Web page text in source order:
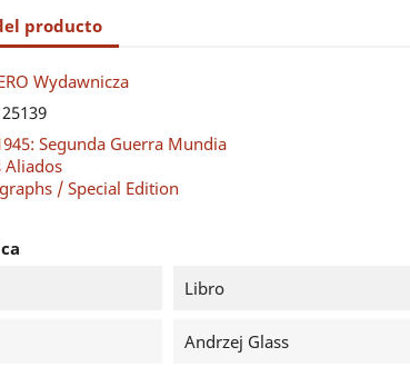
producto
Wydawnicza
25139
Segunda Guerra Mundia
Aliados
/ Special Edition
Libro
Andrzej Glass